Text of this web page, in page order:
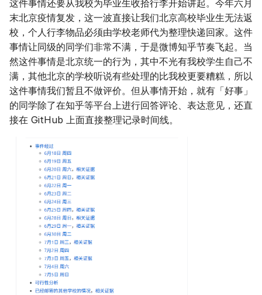
s
a
r
c
h
这件事情还要从我校为毕业生收拾行李开始讲起。今年六月
末北京疫情复发，这一波直接让我们北京高校毕业生无法返
校，个人行李物品必须由学校老师代为整理快递回家。这件
事情让同级的同学们非常不满，于是微博知乎节奏飞起。当
然这件事情是北京统一的行为，其中不光有我校学生自己不
满，其他北京的学校听说有些处理的比我校更要糟糕，所以
这件事情我们暂且不做评价。但从事情开始，就有「好事」
的同学除了在知乎等平台上进行回答评论、表达意见，还直
接在 GitHub 上面直接整理记录时间线。